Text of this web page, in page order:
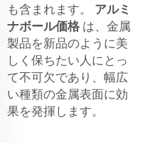
も含まれます。 アルミ
ナボール価格 は、金属
製品を新品のように美
しく保ちたい人にとっ
て不可欠であり、幅広
い種類の金属表面に効
果を発揮します。